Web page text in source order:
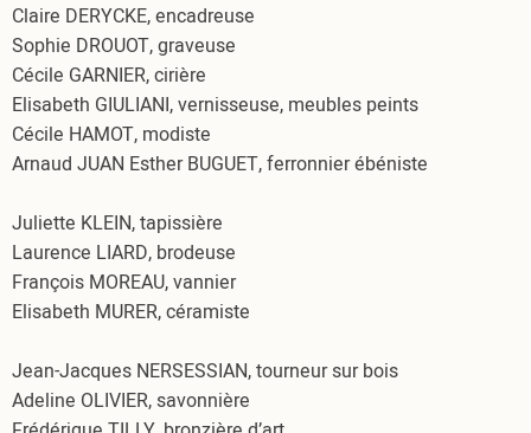
Claire DERYCKE, encadreuse
Sophie DROUOT, graveuse
Cécile GARNIER, cirière
Elisabeth GIULIANI, vernisseuse, meubles peints
Cécile HAMOT, modiste
Arnaud JUAN Esther BUGUET, ferronnier ébéniste
Juliette KLEIN, tapissière
Laurence LIARD, brodeuse
François MOREAU, vannier
Elisabeth MURER, céramiste
Jean-Jacques NERSESSIAN, tourneur sur bois
Adeline OLIVIER, savonnière